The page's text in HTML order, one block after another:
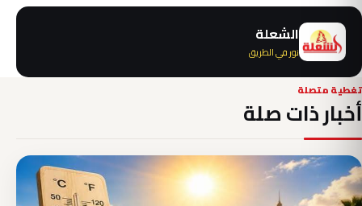
الشعلة
نور في الطريق
تغطية متصلة
أخبار ذات صلة